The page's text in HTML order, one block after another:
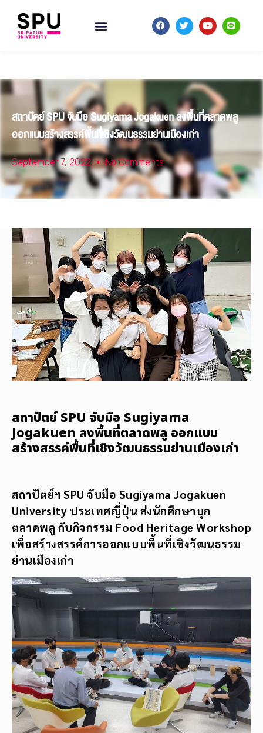
สถาปัตย์ SPU จับมือ Sugiyama Jogakuen ลงพื้นที่ตลาดพลู
ออกแบบสร้างสรรค์พื้นที่เชิงวัฒนธรรมย่านเมืองเก่า
September 7, 2022 No Comments
สถาปัตย์ SPU จับมือ Sugiyama
Jogakuen ลงพื้นที่ตลาดพลู ออกแบบ
สร้างสรรค์พื้นที่เชิงวัฒนธรรมย่านเมืองเก่า
สถาปัตย์ฯ SPU จับมือ Sugiyama Jogakuen
University ประเทศญี่ปุ่น ส่งนักศึกษาบุก
ตลาดพลู กับกิจกรรม Food Heritage Workshop
เพื่อสร้างสรรค์การออกแบบพื้นที่เชิงวัฒนธรรม
ย่านเมืองเก่า